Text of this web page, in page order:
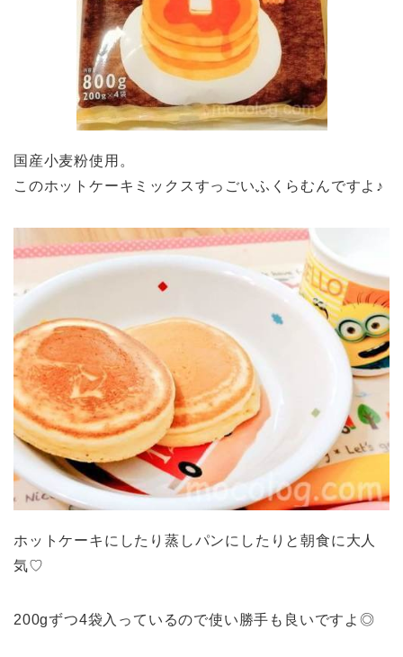
国産小麦粉使用。
このホットケーキミックスすっごいふくらむんですよ♪
ホットケーキにしたり蒸しパンにしたりと朝食に大人
気♡
200gずつ4袋入っているので使い勝手も良いですよ◎